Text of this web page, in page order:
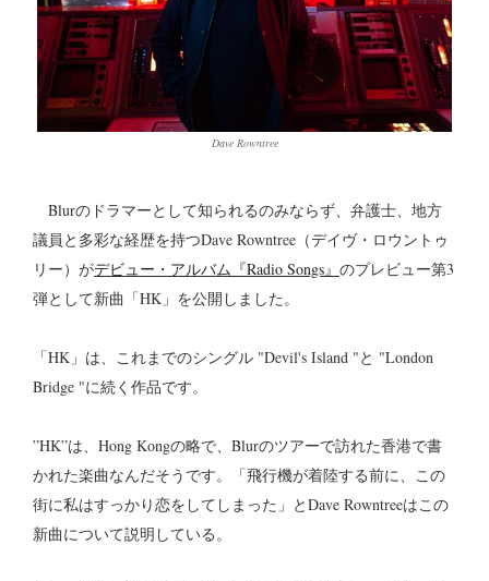
Dave Rowntree
Blurのドラマーとして知られるのみならず、弁護士、地方
議員と多彩な経歴を持つDave Rowntree（デイヴ・ロウントゥ
リー）がデビュー・アルバム『Radio Songs』 のプレビュー第3
弾として新曲「HK」を公開しました。
「HK」は、これまでのシングル "Devil's Island "と "London
Bridge "に続く作品です。
”HK”は、Hong Kongの略で、Blurのツアーで訪れた香港で書
かれた楽曲なんだそうです。「飛行機が着陸する前に、この
街に私はすっかり恋をしてしまった」とDave Rowntreeはこの
新曲について説明している。